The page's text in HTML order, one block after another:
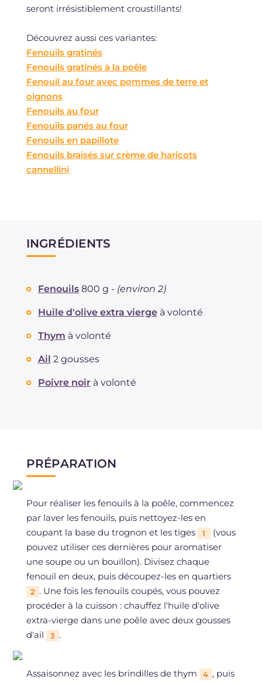
seront irrésistiblement croustillants!
Découvrez aussi ces variantes:
Fenouils gratinés
Fenouils gratinés à la poêle
Fenouil au four avec pommes de terre et
oignons
Fenouils au four
Fenouils panés au four
Fenouils en papillote
Fenouils braisés sur crème de haricots
cannellini
INGRÉDIENTS
Fenouils 800 g - (environ 2)
Huile d'olive extra vierge à volonté
Thym à volonté
Ail 2 gousses
Poivre noir à volonté
PRÉPARATION
Pour réaliser les fenouils à la poêle, commencez
par laver les fenouils, puis nettoyez-les en
coupant la base du trognon et les tiges
1
(vous
pouvez utiliser ces dernières pour aromatiser
une soupe ou un bouillon). Divisez chaque
fenouil en deux, puis découpez-les en quartiers
2 . Une fois les fenouils coupés, vous pouvez
procéder à la cuisson : chauffez l'huile d'olive
extra-vierge dans une poêle avec deux gousses
d'ail
3 .
Assaisonnez avec les brindilles de thym 4 , puis